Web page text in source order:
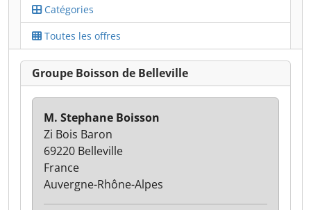
Catégories
Toutes les offres
Groupe Boisson de Belleville
M. Stephane Boisson
Zi Bois Baron
69220 Belleville
France
Auvergne-Rhône-Alpes